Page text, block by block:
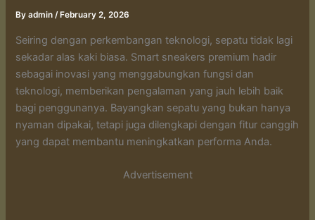
Byadmin/ February 2, 2026
Seiring dengan perkembangan teknologi, sepatu tidak lagi
sekadar alas kaki biasa. Smart sneakers premium hadir
sebagai inovasi yang menggabungkan fungsi dan
teknologi, memberikan pengalaman yang jauh lebih baik
bagi penggunanya. Bayangkan sepatu yang bukan hanya
nyaman dipakai, tetapi juga dilengkapi dengan fitur canggih
yang dapat membantu meningkatkan performa Anda.
Advertisement